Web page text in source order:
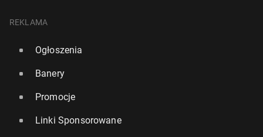
REKLAMA
Ogłoszenia
Banery
Promocje
Linki Sponsorowane